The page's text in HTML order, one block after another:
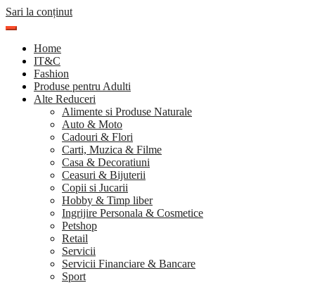
Sari la conținut
Home
IT&C
Fashion
Produse pentru Adulti
Alte Reduceri
Alimente si Produse Naturale
Auto & Moto
Cadouri & Flori
Carti, Muzica & Filme
Casa & Decoratiuni
Ceasuri & Bijuterii
Copii si Jucarii
Hobby & Timp liber
Ingrijire Personala & Cosmetice
Petshop
Retail
Servicii
Servicii Financiare & Bancare
Sport